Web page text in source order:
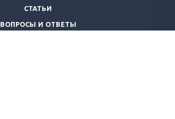
СТАТЬИ
ВОПРОСЫ И ОТВЕТЫ